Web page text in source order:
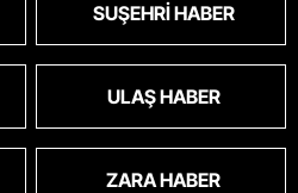
SUŞEHRI HABER
ULAŞ HABER
ZARA HABER